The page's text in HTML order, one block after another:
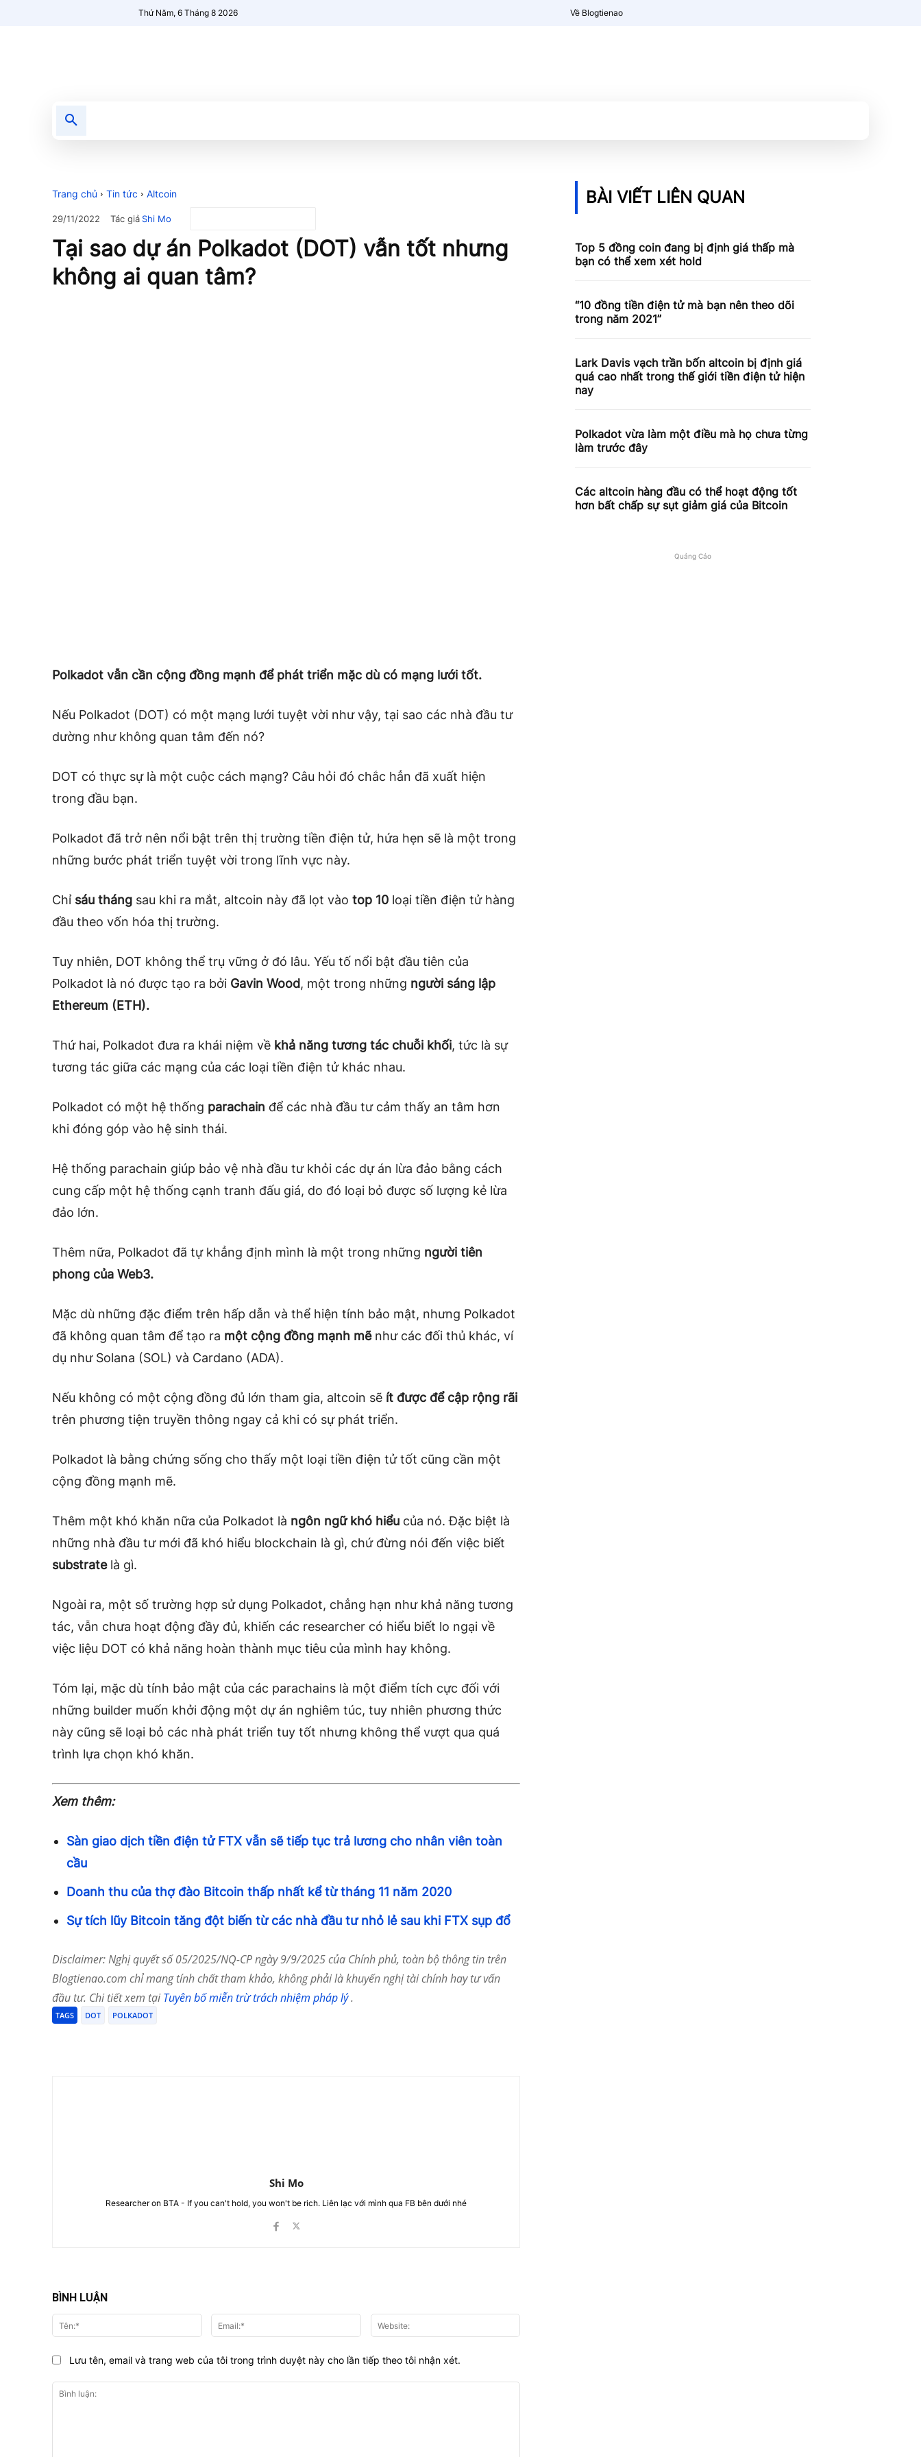
Thứ Năm, 6 Tháng 8 2026 Về Blogtienao
Trang chủ Tin tức Altcoin
29/11/2022 Tác giảShi Mo
Tại sao dự án Polkadot (DOT) vẫn tốt nhưng
không ai quan tâm?
Polkadot vẫn cần cộng đồng mạnh để phát triển mặc dù có mạng lưới tốt.
Nếu Polkadot (DOT) có một mạng lưới tuyệt vời như vậy, tại sao các nhà đầu tư
dường như không quan tâm đến nó?
DOT có thực sự là một cuộc cách mạng? Câu hỏi đó chắc hẳn đã xuất hiện
trong đầu bạn.
Polkadot đã trở nên nổi bật trên thị trường tiền điện tử, hứa hẹn sẽ là một trong
những bước phát triển tuyệt vời trong lĩnh vực này.
Chỉ sáu tháng sau khi ra mắt, altcoin này đã lọt vào top 10 loại tiền điện tử hàng
đầu theo vốn hóa thị trường.
Tuy nhiên, DOT không thể trụ vững ở đó lâu. Yếu tố nổi bật đầu tiên của
Polkadot là nó được tạo ra bởi Gavin Wood, một trong những người sáng lập
Ethereum (ETH).
Thứ hai, Polkadot đưa ra khái niệm về khả năng tương tác chuỗi khối, tức là sự
tương tác giữa các mạng của các loại tiền điện tử khác nhau.
Polkadot có một hệ thống parachain để các nhà đầu tư cảm thấy an tâm hơn
khi đóng góp vào hệ sinh thái.
Hệ thống parachain giúp bảo vệ nhà đầu tư khỏi các dự án lừa đảo bằng cách
cung cấp một hệ thống cạnh tranh đấu giá, do đó loại bỏ được số lượng kẻ lừa
đảo lớn.
Thêm nữa, Polkadot đã tự khẳng định mình là một trong những người tiên
phong của Web3.
Mặc dù những đặc điểm trên hấp dẫn và thể hiện tính bảo mật, nhưng Polkadot
đã không quan tâm để tạo ra một cộng đồng mạnh mẽnhư các đối thủ khác, ví
dụ như Solana (SOL) và Cardano (ADA).
Nếu không có một cộng đồng đủ lớn tham gia, altcoin sẽ ít được để cập rộng rãi
trên phương tiện truyền thông ngay cả khi có sự phát triển.
Polkadot là bằng chứng sống cho thấy một loại tiền điện tử tốt cũng cần một
cộng đồng mạnh mẽ.
Thêm một khó khăn nữa của Polkadot là ngôn ngữ khó hiểu của nó. Đặc biệt là
những nhà đầu tư mới đã khó hiểu blockchain là gì, chứ đừng nói đến việc biết
substratelà gì.
Ngoài ra, một số trường hợp sử dụng Polkadot, chẳng hạn như khả năng tương
tác, vẫn chưa hoạt động đầy đủ, khiến các researcher có hiểu biết lo ngại về
việc liệu DOT có khả năng hoàn thành mục tiêu của mình hay không.
Tóm lại, mặc dù tính bảo mật của các parachains là một điểm tích cực đối với
những builder muốn khởi động một dự án nghiêm túc, tuy nhiên phương thức
này cũng sẽ loại bỏ các nhà phát triển tuy tốt nhưng không thể vượt qua quá
trình lựa chọn khó khăn.
Xem thêm:
Sàn giao dịch tiền điện tử FTX vẫn sẽ tiếp tục trả lương cho nhân viên toàn
cầu
Doanh thu của thợ đào Bitcoin thấp nhất kể từ tháng 11 năm 2020
Sự tích lũy Bitcoin tăng đột biến từ các nhà đầu tư nhỏ lẻ sau khi FTX sụp đổ
Disclaimer: Nghị quyết số 05/2025/NQ-CP ngày 9/9/2025 của Chính phủ, toàn bộ thông tin trên
Blogtienao.com chỉ mang tính chất tham khảo, không phải là khuyến nghị tài chính hay tư vấn
đầu tư. Chi tiết xem tạiTuyên bố miễn trừ trách nhiệm pháp lý.
TAGS DOT POLKADOT
Shi Mo
Researcher on BTA - If you can't hold, you won't be rich. Liên lạc với mình qua FB bên dưới nhé
BÌNH LUẬN
Tên:* Email:*
Lưu tên, email và trang web của tôi trong trình duyệt này cho lần tiếp theo tôi nhận xét.
BÀI VIẾT LIÊN QUAN
Top 5 đồng coin đang bị định giá thấp mà
bạn có thể xem xét hold
“10 đồng tiền điện tử mà bạn nên theo dõi
trong năm 2021”
Lark Davis vạch trần bốn altcoin bị định giá
quá cao nhất trong thế giới tiền điện tử hiện
nay
Polkadot vừa làm một điều mà họ chưa từng
làm trước đây
Các altcoin hàng đầu có thể hoạt động tốt
hơn bất chấp sự sụt giảm giá của Bitcoin
Quảng Cáo